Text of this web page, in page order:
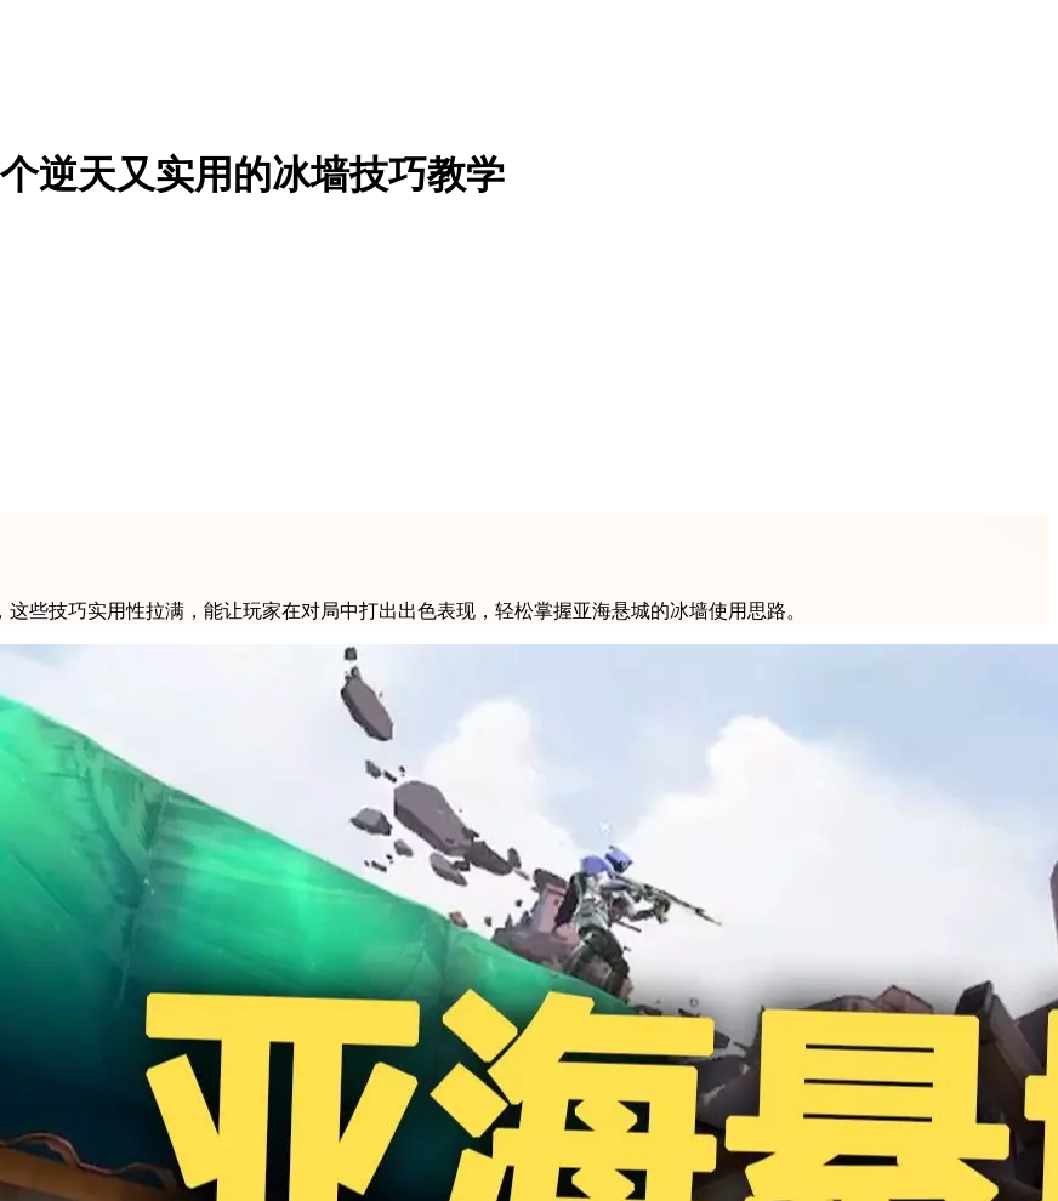
逆天又实用的冰墙技巧教学
些技巧实用性拉满，能让玩家在对局中打出出色表现，轻松掌握亚海悬城的冰墙使用思路。